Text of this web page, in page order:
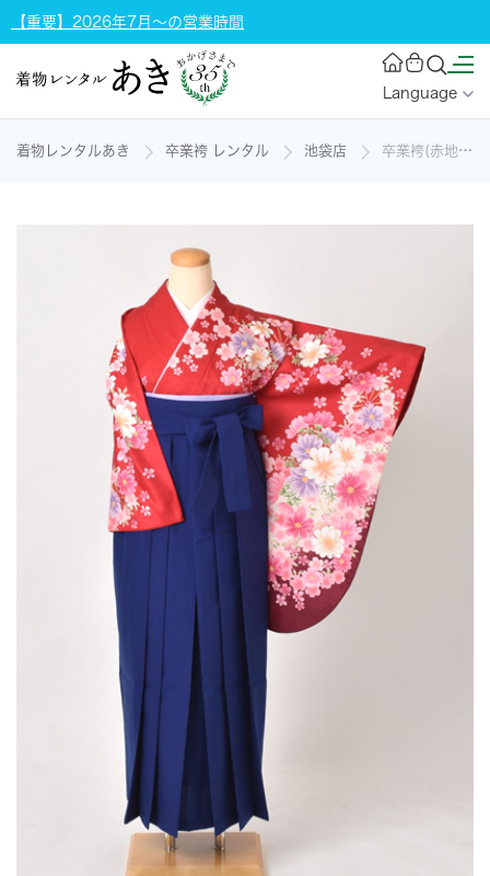
【重要】2026年7月～の営業時間
Language
着物レンタルあき 卒業袴 レンタル 池袋店 卒業袴(赤地・花々着物/紺無地袴)の着物レンタル